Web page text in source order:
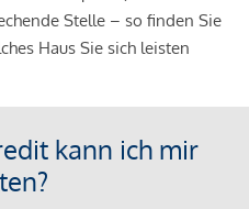
Stelle – so finden Sie
Haus Sie sich leisten
kann ich mir